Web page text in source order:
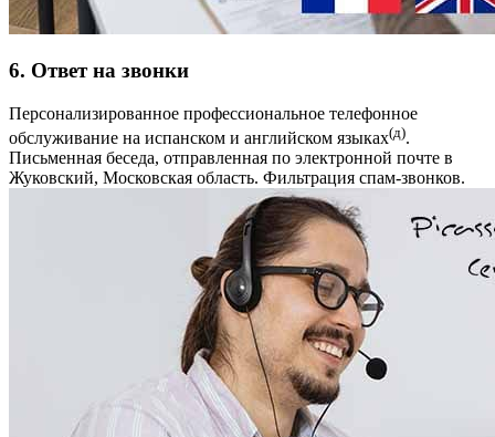
6. Ответ на звонки
Персонализированное профессиональное телефонное
обслуживание на испанском и английском языках(д).
Письменная беседа, отправленная по электронной почте в
Жуковский, Московская область. Фильтрация спам-звонков.